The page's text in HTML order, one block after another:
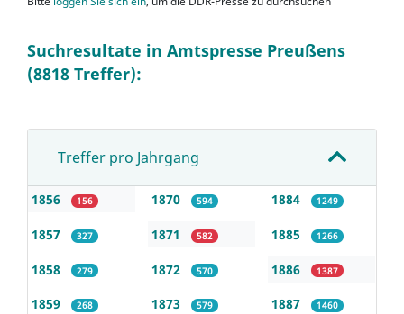
Suchresultate in Amtspresse Preußens
(8818 Treffer):
Treffer pro Jahrgang
1856 156
1857 327
1858 279
1859 268
1870 594
1871 582
1872 570
1873 579
1884 1249
1885 1266
1886 1387
1887 1460